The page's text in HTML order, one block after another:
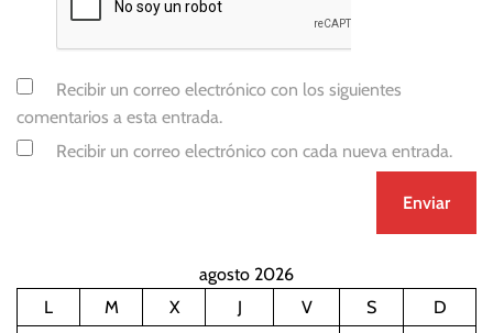
Recibir un correo electrónico con los siguientes
comentarios a esta entrada.
Recibir un correo electrónico con cada nueva entrada.
agosto 2026
L
M X J V S
D